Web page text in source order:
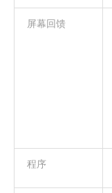
屏幕回馈
程序